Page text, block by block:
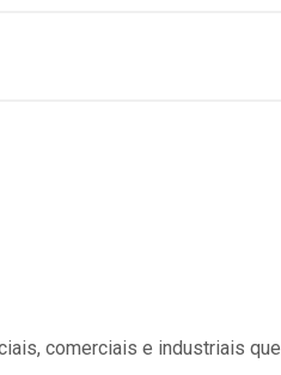
comerciais e industriais que